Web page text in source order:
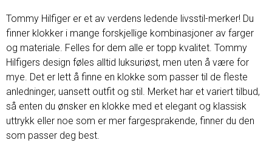
Tommy Hilfiger er et av verdens ledende livsstil-merker! Du
finner klokker i mange forskjellige kombinasjoner av farger
og materiale. Felles for dem alle er topp kvalitet. Tommy
Hilfigers design føles alltid luksuriøst, men uten å være for
mye. Det er lett å finne en klokke som passer til de fleste
anledninger, uansett outfit og stil. Merket har et variert tilbud,
så enten du ønsker en klokke med et elegant og klassisk
uttrykk eller noe som er mer fargesprakende, finner du den
som passer deg best.